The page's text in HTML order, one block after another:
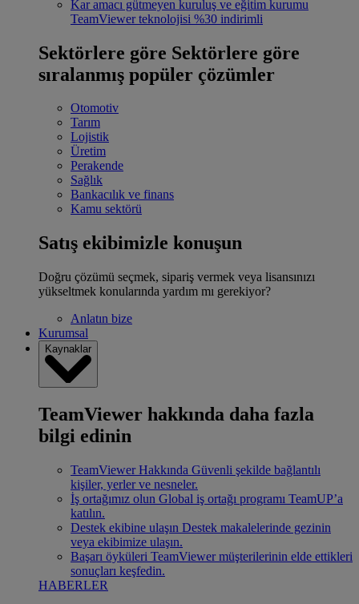
Kar amacı gütmeyen kuruluş ve eğitim kurumu
TeamViewer teknolojisi %30 indirimli
Sektörlere göre Sektörlere göre
sıralanmış popüler çözümler
Otomotiv
Tarım
Lojistik
Üretim
Perakende
Sağlık
Bankacılık ve finans
Kamu sektörü
Satış ekibimizle konuşun
Doğru çözümü seçmek, sipariş vermek veya lisansınızı
yükseltmek konularında yardım mı gerekiyor?
Anlatın bize
Kurumsal
Kaynaklar
TeamViewer hakkında daha fazla
bilgi edinin
TeamViewer Hakkında Güvenli şekilde bağlantılı
kişiler, yerler ve nesneler.
İş ortağımız olun Global iş ortağı programı TeamUP’a
katılın.
Destek ekibine ulaşın Destek makalelerinde gezinin
veya ekibimize ulaşın.
Başarı öyküleri TeamViewer müşterilerinin elde ettikleri
sonuçları keşfedin.
HABERLER